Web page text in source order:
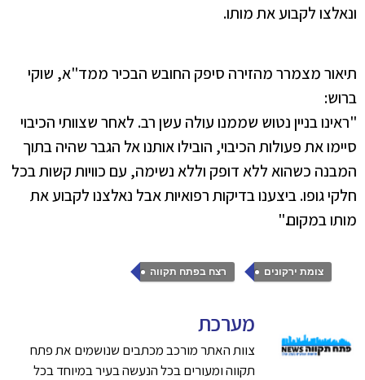
ונאלצו לקבוע את מותו.
תיאור מצמרר מהזירה סיפק החובש הבכיר ממד"א, שוקי
ברוש:
"ראינו בניין נטוש שממנו עולה עשן רב. לאחר שצוותי הכיבוי
סיימו את פעולות הכיבוי, הובילו אותנו אל הגבר שהיה בתוך
המבנה כשהוא ללא דופק וללא נשימה, עם כוויות קשות בכל
חלקי גופו. ביצענו בדיקות רפואיות אבל נאלצנו לקבוע את
מותו במקום."
צומת ירקונים , רצח בפתח תקווה
מערכת
צוות האתר מורכב מכתבים שנושמים את פתח
תקווה ומעורים בכל הנעשה בעיר במיוחד בכל